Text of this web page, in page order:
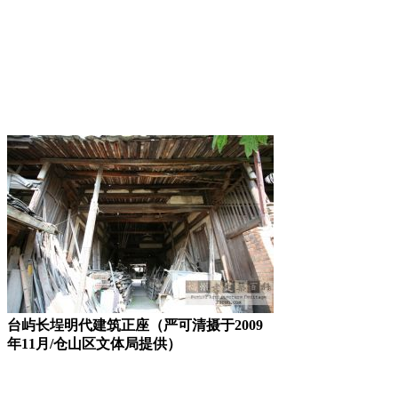
台屿长埕明代建筑正座（严可清摄于2009
年11月/仓山区文体局提供）